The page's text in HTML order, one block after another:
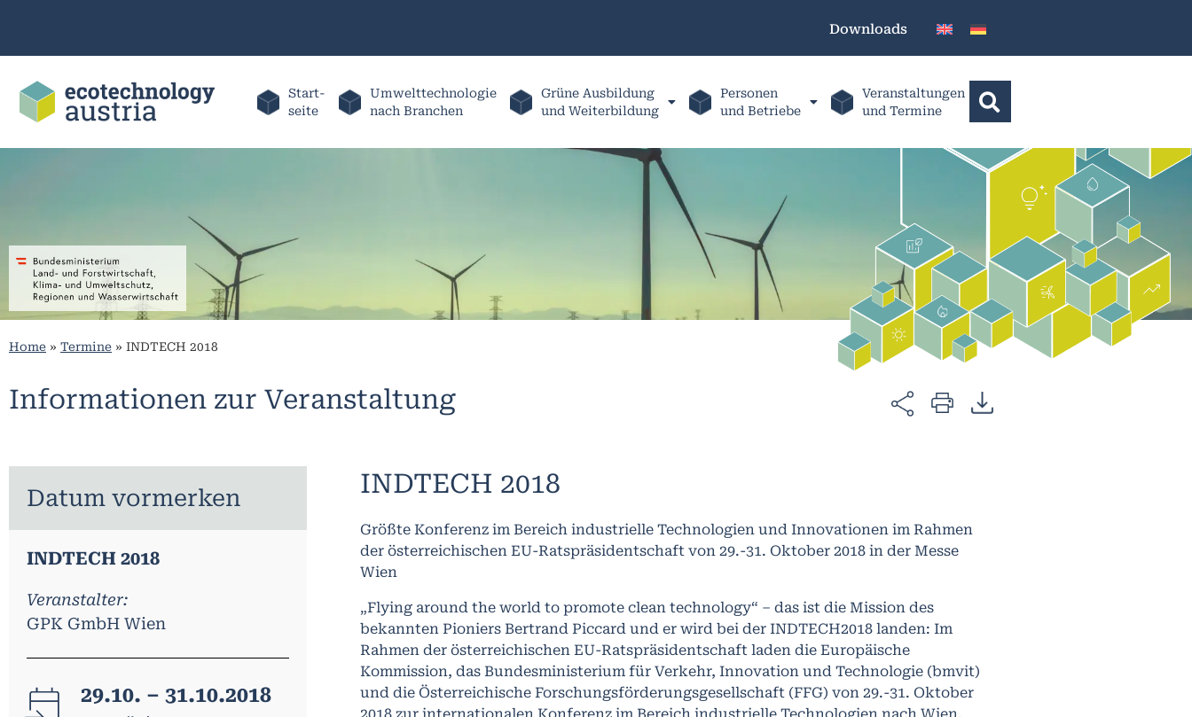
Downloads
Start-
seite
Umwelttechnologie
nach Branchen
Grüne Ausbildung
und Weiterbildung
Personen
und Betriebe
Veranstaltungen
und Termine
Home » Termine » INDTECH 2018
Informationen zur Veranstaltung
Datum vormerken
INDTECH 2018
Veranstalter:
GPK GmbH Wien
29.10. – 31.10.2018
INDTECH 2018
Größte Konferenz im Bereich industrielle Technologien und Innovationen im Rahmen
der österreichischen EU-Ratspräsidentschaft von 29.-31. Oktober 2018 in der Messe
Wien
„Flying around the world to promote clean technology“ – das ist die Mission des
bekannten Pioniers Bertrand Piccard und er wird bei der INDTECH2018 landen: Im
Rahmen der österreichischen EU-Ratspräsidentschaft laden die Europäische
Kommission, das Bundesministerium für Verkehr, Innovation und Technologie (bmvit)
und die Österreichische Forschungsförderungsgesellschaft (FFG) von 29.-31. Oktober